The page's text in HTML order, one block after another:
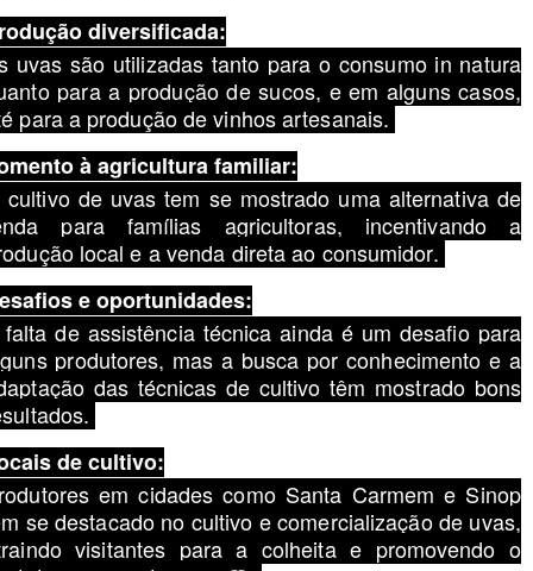
diversificada:
uvas são utilizadas tanto para o consumo in natura
para a produção de sucos, e em alguns casos,
para a produção de vinhos artesanais.
à agricultura familiar:
cultivo de uvas tem se mostrado uma alternativa de
para famílias agricultoras, incentivando a
local e a venda direta ao consumidor.
e oportunidades:
de assistência técnica ainda é um desafio para
produtores, mas a busca por conhecimento e a
das técnicas de cultivo têm mostrado bons
de cultivo:
em cidades como Santa Carmem e Sinop
se destacado no cultivo e comercialização de uvas,
visitantes para a colheita e promovendo o